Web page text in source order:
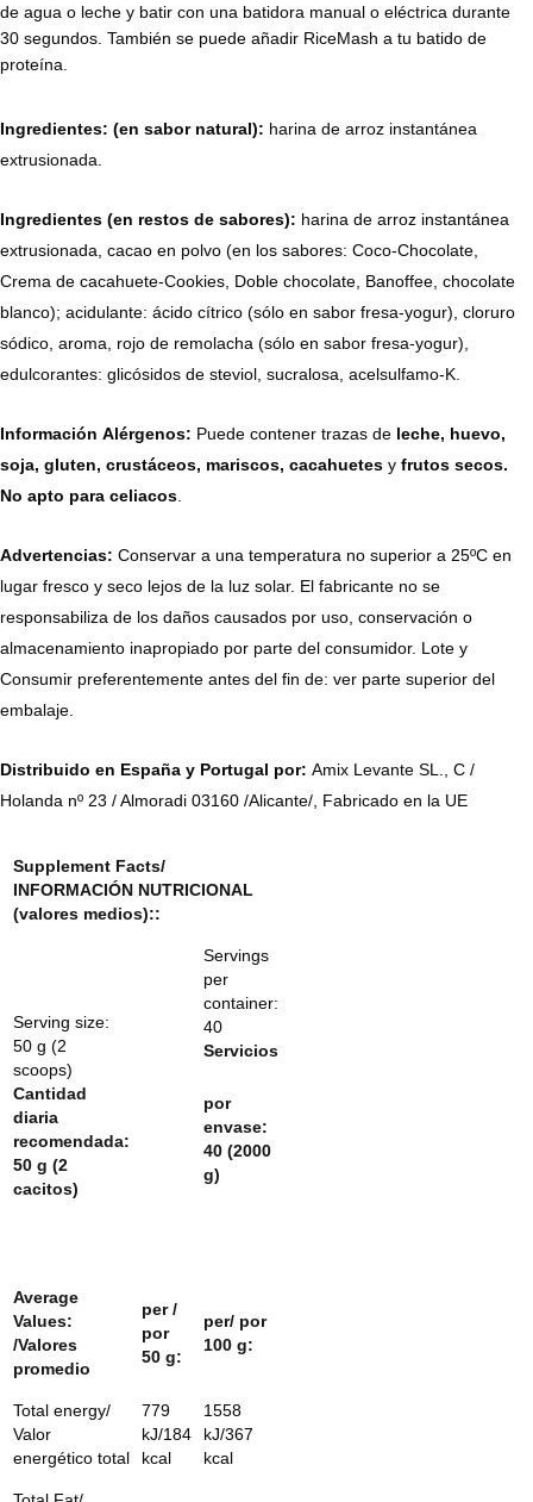
de agua o leche y batir con una batidora manual o eléctrica durante
30 segundos. También se puede añadir RiceMash a tu batido de
proteína.
Ingredientes: (en sabor natural): harina de arroz instantánea
extrusionada.
Ingredientes (en restos de sabores): harina de arroz instantánea
extrusionada, cacao en polvo (en los sabores: Coco-Chocolate,
Crema de cacahuete-Cookies, Doble chocolate, Banoffee, chocolate
blanco); acidulante: ácido cítrico (sólo en sabor fresa-yogur), cloruro
sódico, aroma, rojo de remolacha (sólo en sabor fresa-yogur),
edulcorantes: glicósidos de steviol, sucralosa, acelsulfamo-K.
Información Alérgenos: Puede contener trazas de leche, huevo,
soja, gluten, crustáceos, mariscos, cacahuetes y frutos secos.
No apto para celiacos
Advertencias: Conservar a una temperatura no superior a 25ºC en
lugar fresco y seco lejos de la luz solar. El fabricante no se
responsabiliza de los daños causados por uso, conservación o
almacenamiento inapropiado por parte del consumidor. Lote y
Consumir preferentemente antes del fin de: ver parte superior del
embalaje.
Distribuido en España y Portugal por: Amix Levante SL., C /
Holanda nº 23 / Almoradi 03160 /Alicante/, Fabricado en la UE
Supplement Facts/
INFORMACIÓN NUTRICIONAL
(valores medios)::
Serving size:
50 g (2
scoops)
Cantidad
diaria
recomendada:
50 g (2
cacitos)
Servings
per
container:
40
Servicios
por
envase:
40 (2000
g)
Average
Values:
/Valores
promedio
per /
por
50 g:
per/ por
100 g:
Total energy/
Valor
energético total
779
kJ/184
kcal
1558
kJ/367
kcal